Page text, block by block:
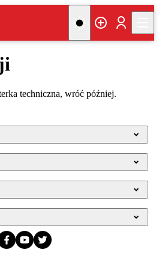
techniczna, wróć później.